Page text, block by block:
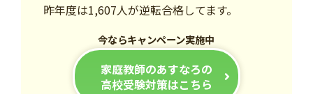
昨年度は1,607人が逆転合格してます。
今ならキャンペーン実施中
家庭教師のあすなろの
高校受験対策はこちら